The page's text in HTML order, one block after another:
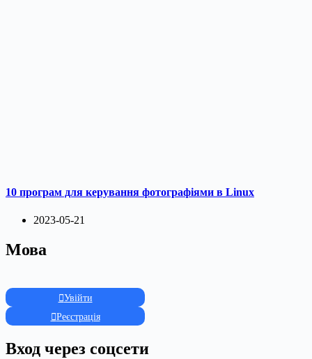
10 програм для керування фотографіями в Linux
2023-05-21
Мова
Увійти
Реєстрація
Вход через соцсети